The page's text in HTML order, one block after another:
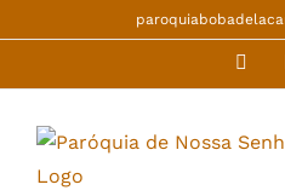
content